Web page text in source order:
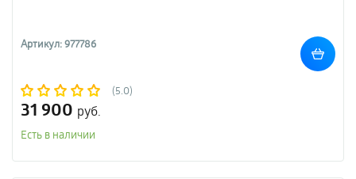
Артикул: 977786
(5.0)
31 900 руб.
Есть в наличии